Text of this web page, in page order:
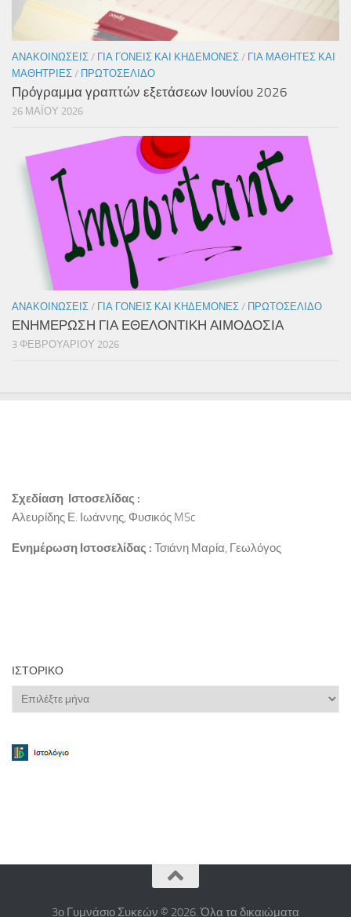
ΑΝΑΚΟΙΝΏΣΕΙΣ / ΓΙΑ ΓΟΝΕΊΣ ΚΑΙ ΚΗΔΕΜΌΝΕΣ / ΓΙΑ ΜΑΘΗΤΈΣ ΚΑΙ
ΜΑΘΉΤΡΙΕΣ / ΠΡΩΤΟΣΈΛΙΔΟ
Πρόγραμμα γραπτών εξετάσεων Ιουνίου 2026
26 ΜΑΪ́ΟΥ 2026
ΑΝΑΚΟΙΝΏΣΕΙΣ / ΓΙΑ ΓΟΝΕΊΣ ΚΑΙ ΚΗΔΕΜΌΝΕΣ / ΠΡΩΤΟΣΈΛΙΔΟ
ΕΝΗΜΕΡΩΣΗ ΓΙΑ ΕΘΕΛΟΝΤΙΚΗ ΑΙΜΟΔΟΣΙΑ
3 ΦΕΒΡΟΥΑΡΊΟΥ 2026
Σχεδίαση Ιστοσελίδας :
Αλευρίδης Ε. Ιωάννης, Φυσικός MSc
Ενημέρωση Ιστοσελίδας : Τσιάνη Μαρία, Γεωλόγος
ΙΣΤΟΡΙΚΌ
Ιστορικό
3ο Γυμνάσιο Συκεών © 2026. Όλα τα δικαιώματα